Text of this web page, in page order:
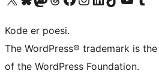
Kode er poesi.
The WordPress® trademark is
of the WordPress Foundation.